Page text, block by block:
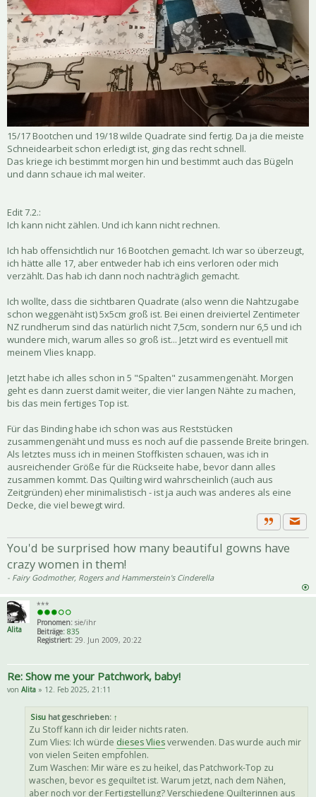
15/17 Bootchen und 19/18 wilde Quadrate sind fertig. Da ja die meiste
Schneidearbeit schon erledigt ist, ging das recht schnell.
Das kriege ich bestimmt morgen hin und bestimmt auch das Bügeln
und dann schaue ich mal weiter.
Edit 7.2.:
Ich kann nicht zählen. Und ich kann nicht rechnen.
Ich hab offensichtlich nur 16 Bootchen gemacht. Ich war so überzeugt,
ich hätte alle 17, aber entweder hab ich eins verloren oder mich
verzählt. Das hab ich dann noch nachträglich gemacht.
Ich wollte, dass die sichtbaren Quadrate (also wenn die Nahtzugabe
schon weggenäht ist) 5x5cm groß ist. Bei einen dreiviertel Zentimeter
NZ rundherum sind das natürlich nicht 7,5cm, sondern nur 6,5 und ich
wundere mich, warum alles so groß ist... Jetzt wird es eventuell mit
meinem Vlies knapp.
Jetzt habe ich alles schon in 5 "Spalten" zusammengenäht. Morgen
geht es dann zuerst damit weiter, die vier langen Nähte zu machen,
bis das mein fertiges Top ist.
Für das Binding habe ich schon was aus Reststücken
zusammengenäht und muss es noch auf die passende Breite bringen.
Als letztes muss ich in meinen Stoffkisten schauen, was ich in
ausreichender Größe für die Rückseite habe, bevor dann alles
zusammen kommt. Das Quilting wird wahrscheinlich (auch aus
Zeitgründen) eher minimalistisch - ist ja auch was anderes als eine
Decke, die viel bewegt wird.
Zitat
You'd be surprised how many beautiful gowns have
crazy women in them!
- Fairy Godmother, Rogers and Hammerstein's Cinderella
Alita
***
Pronomen:sie/ihr
Beiträge: 835
Registriert:29. Jun 2009, 20:22
Re: Show me your Patchwork, baby!
von Alita » 12. Feb 2025, 21:11
Sisu hat geschrieben: ↑
Zu Stoff kann ich dir leider nichts raten.
Zum Vlies: Ich würde dieses Vliesverwenden. Das wurde auch mir
von vielen Seiten empfohlen.
Zum Waschen: Mir wäre es zu heikel, das Patchwork-Top zu
waschen, bevor es gequiltet ist. Warum jetzt, nach dem Nähen,
aber noch vor der Fertigstellung? Verschiedene Quilterinnen aus